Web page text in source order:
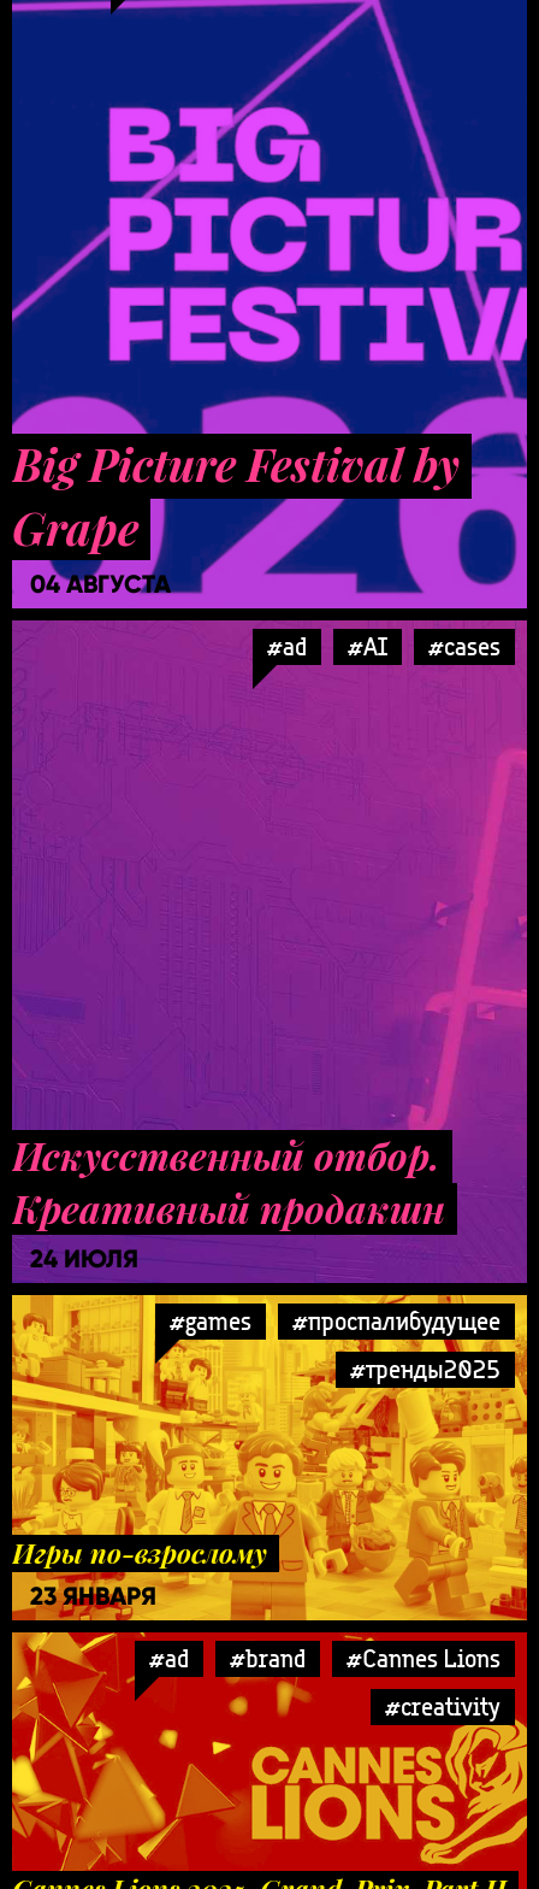
Big Picture Festival by
Grape
04 АВГУСТА
#ad #AI #cases
Искусственный отбор.
Креативный продакшн
24 ИЮЛЯ
#games
#проспалибудущее
#тренды2025
Игры по-взрослому
23 ЯНВАРЯ
#ad #brand
#Cannes Lions
#creativity